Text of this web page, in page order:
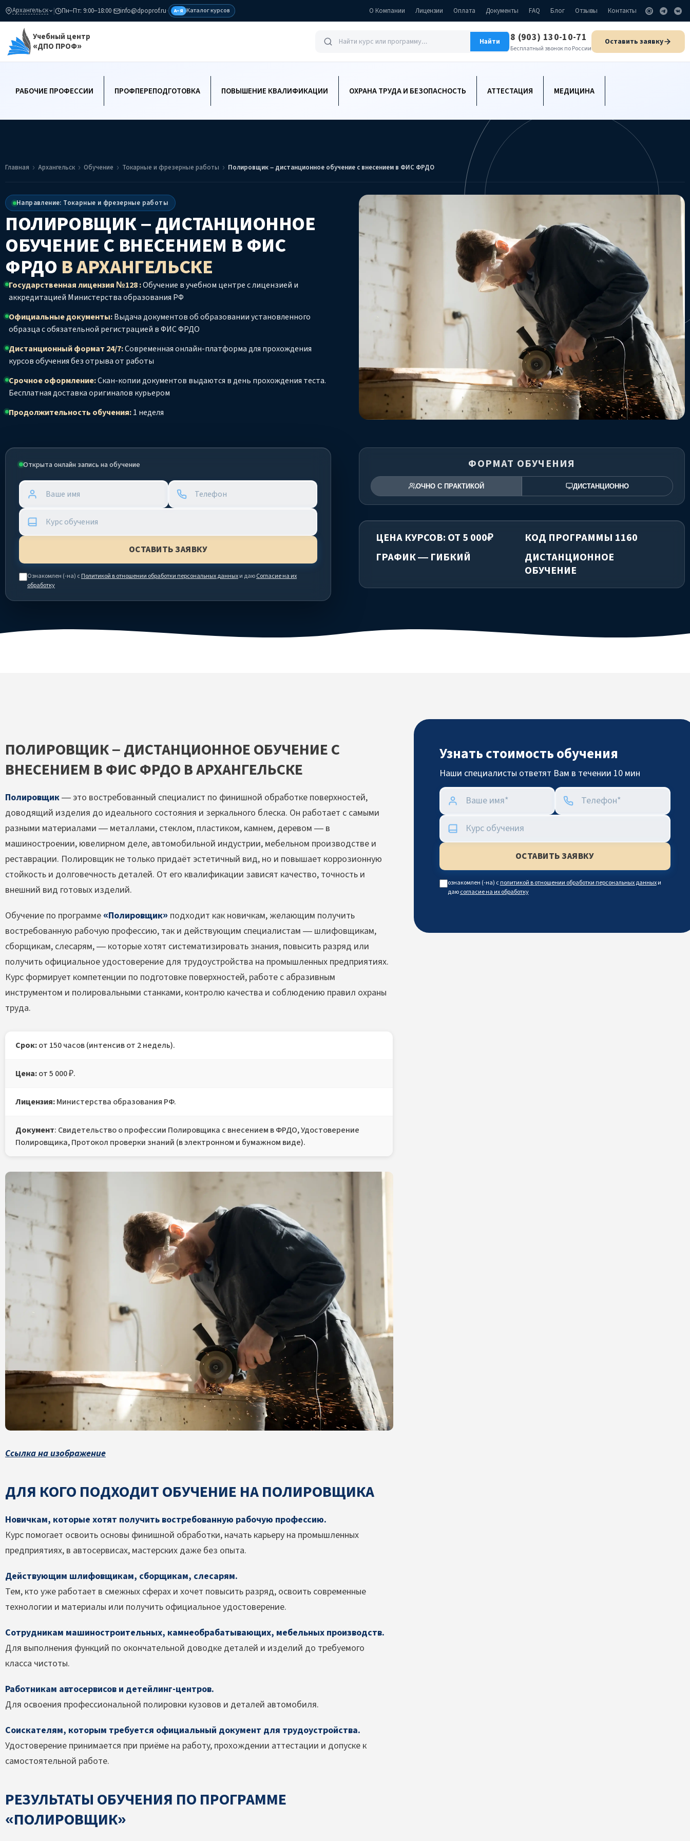
Архангельск | Пн–Пт: 9:00–18:00· info@dpoprof.ru· А–Я Каталог курсов О Компании Лицензии Оплата Документы FAQ Блог Отзывы Контакты
Учебный центр
«ДПО ПРОФ»
Найти 8 (903) 130-10-71
Бесплатный звонок по России
Оставить заявку
РАБОЧИЕ ПРОФЕССИИ ПРОФПЕРЕПОДГОТОВКА ПОВЫШЕНИЕ КВАЛИФИКАЦИИ ОХРАНА ТРУДА И БЕЗОПАСНОСТЬ АТТЕСТАЦИЯ МЕДИЦИНА
Главная Архангельск Обучение Токарные и фрезерные работы Полировщик – дистанционное обучение с внесением в ФИС ФРДО
Направление: Токарные и фрезерные работы
ПОЛИРОВЩИК – ДИСТАНЦИОННОЕ
ОБУЧЕНИЕ С ВНЕСЕНИЕМ В ФИС
ФРДО В АРХАНГЕЛЬСКЕ
Государственная лицензия №128 :Обучение в учебном центре с лицензией и
аккредитацией Министерства образования РФ
Официальные документы:Выдача документов об образовании установленного
образца с обязательной регистрацией в ФИС ФРДО
Дистанционный формат 24/7:Современная онлайн-платформа для прохождения
курсов обучения без отрыва от работы
Срочное оформление:Скан-копии документов выдаются в день прохождения теста.
Бесплатная доставка оригиналов курьером
Продолжительность обучения:1 неделя
Открыта онлайн запись на обучение
Ознакомлен (-на) сПолитикой в отношении обработки персональных данныхи даюСогласие на их
обработку
ФОРМАТ ОБУЧЕНИЯ
ОЧНО С ПРАКТИКОЙ ДИСТАНЦИОННО
ЦЕНА КУРСОВ: ОТ 5 000₽
КОД ПРОГРАММЫ 1160
ГРАФИК — ГИБКИЙ
ДИСТАНЦИОННОЕ
ОБУЧЕНИЕ
ПОЛИРОВЩИК – ДИСТАНЦИОННОЕ ОБУЧЕНИЕ С
ВНЕСЕНИЕМ В ФИС ФРДО В АРХАНГЕЛЬСКЕ
Полировщик— это востребованный специалист по финишной обработке поверхностей,
доводящий изделия до идеального состояния и зеркального блеска. Он работает с самыми
разными материалами — металлами, стеклом, пластиком, камнем, деревом — в
машиностроении, ювелирном деле, автомобильной индустрии, мебельном производстве и
реставрации. Полировщик не только придаёт эстетичный вид, но и повышает коррозионную
стойкость и долговечность деталей. От его квалификации зависят качество, точность и
внешний вид готовых изделий.
Обучение по программе«Полировщик» подходит как новичкам, желающим получить
востребованную рабочую профессию, так и действующим специалистам — шлифовщикам,
сборщикам, слесарям, — которые хотят систематизировать знания, повысить разряд или
получить официальное удостоверение для трудоустройства на промышленных предприятиях.
Курс формирует компетенции по подготовке поверхностей, работе с абразивным
инструментом и полировальными станками, контролю качества и соблюдению правил охраны
труда.
Срок:от 150 часов (интенсив от 2 недель).
Цена:от 5 000 ₽.
Лицензия:Министерства образования РФ.
Документ: Свидетельство о профессии Полировщика с внесением в ФРДО, Удостоверение
Полировщика, Протокол проверки знаний (в электронном и бумажном виде).
Ссылка на изображение
ДЛЯ КОГО ПОДХОДИТ ОБУЧЕНИЕ НА ПОЛИРОВЩИКА
Новичкам, которые хотят получить востребованную рабочую профессию.
Курс помогает освоить основы финишной обработки, начать карьеру на промышленных
предприятиях, в автосервисах, мастерских даже без опыта.
Действующим шлифовщикам, сборщикам, слесарям.
Тем, кто уже работает в смежных сферах и хочет повысить разряд, освоить современные
технологии и материалы или получить официальное удостоверение.
Сотрудникам машиностроительных, камнеобрабатывающих, мебельных производств.
Для выполнения функций по окончательной доводке деталей и изделий до требуемого
класса чистоты.
Работникам автосервисов и детейлинг-центров.
Для освоения профессиональной полировки кузовов и деталей автомобиля.
Соискателям, которым требуется официальный документ для трудоустройства.
Удостоверение принимается при приёме на работу, прохождении аттестации и допуске к
самостоятельной работе.
РЕЗУЛЬТАТЫ ОБУЧЕНИЯ ПО ПРОГРАММЕ
«ПОЛИРОВЩИК»
Узнать стоимость обучения
Наши специалисты ответят Вам в течении 10 мин
ознакомлен (-на) сполитикой в отношении обработки персональных данныхи
даюсогласие на их обработку